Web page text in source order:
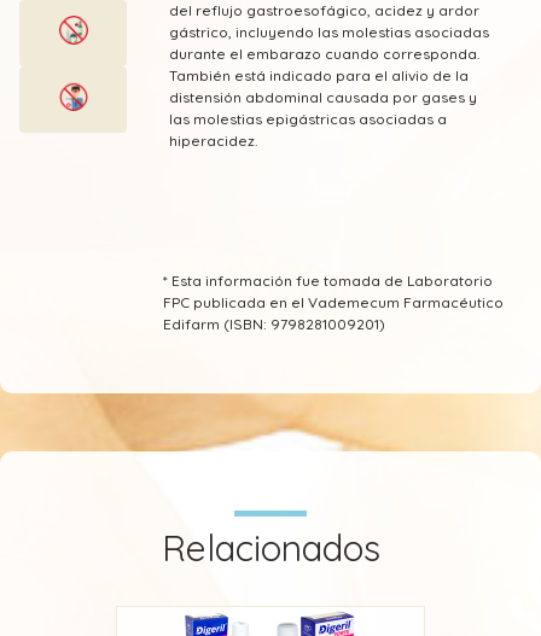
del reflujo gastroesofágico, acidez y ardor
gástrico, incluyendo las molestias asociadas
durante el embarazo cuando corresponda.
También está indicado para el alivio de la
distensión abdominal causada por gases y
las molestias epigástricas asociadas a
hiperacidez.
* Esta información fue tomada de Laboratorio
FPC publicada en el Vademecum Farmacéutico
Edifarm (ISBN: 9798281009201)
Relacionados